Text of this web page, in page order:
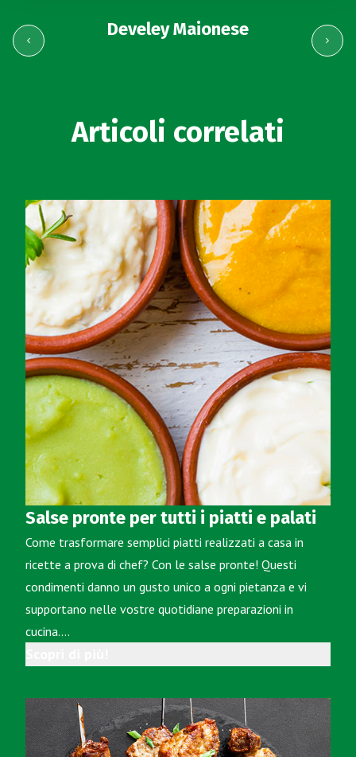
Develey Maionese
Articoli correlati
Salse pronte per tutti i piatti e palati
Come trasformare semplici piatti realizzati a casa in
ricette a prova di chef? Con le salse pronte! Questi
condimenti danno un gusto unico a ogni pietanza e vi
supportano nelle vostre quotidiane preparazioni in
cucina.…